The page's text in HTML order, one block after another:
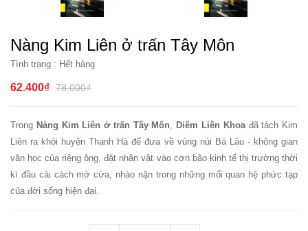
Nàng Kim Liên ở trấn Tây Môn
Tình trạng : Hết hàng
62.400₫ 78.000₫
Trong Nàng Kim Liên ở trấn Tây Môn, Diêm Liên Khoađã tách Kim
Liên ra khỏi huyện Thanh Hà để đưa về vùng núi Bá Lâu - không gian
văn học của riêng ông, đặt nhân vật vào cơn bão kinh tế thị trường thời
kì đầu cải cách mở cửa, nhào nặn trong những mối quan hệ phức tạp
của đời sống hiện đại.